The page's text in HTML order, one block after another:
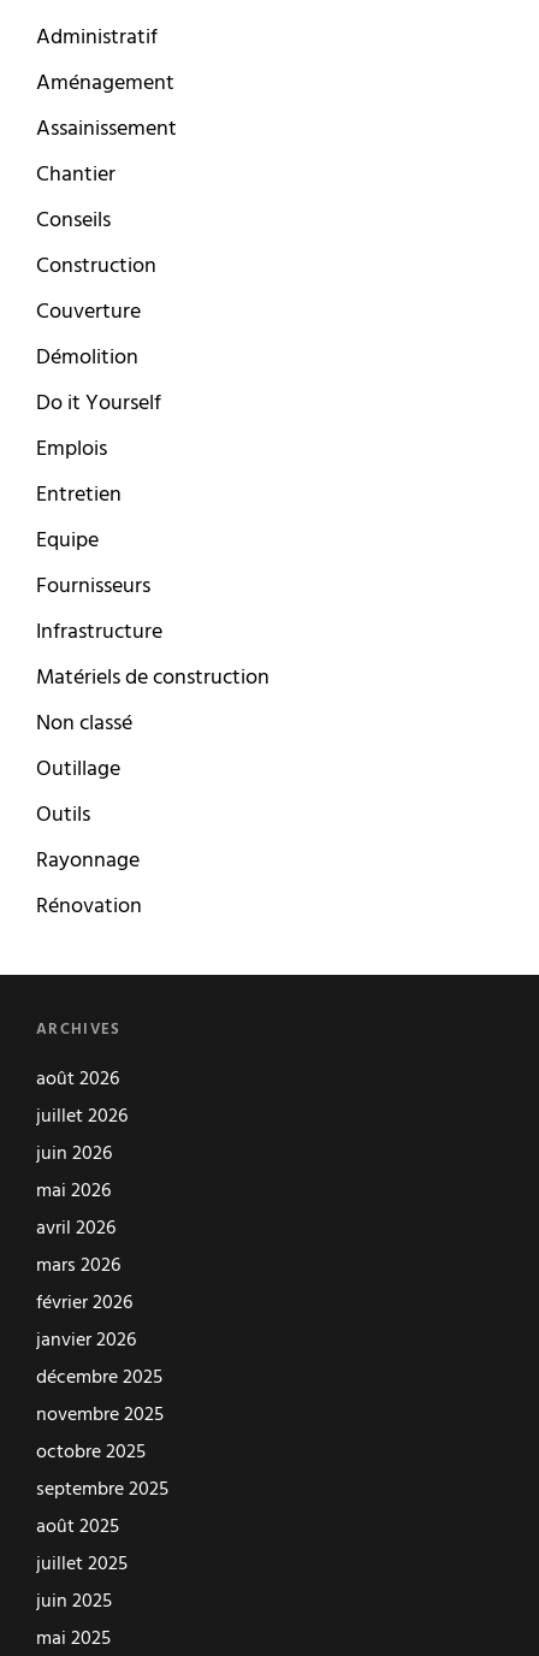
Administratif
Aménagement
Assainissement
Chantier
Conseils
Construction
Couverture
Démolition
Do it Yourself
Emplois
Entretien
Equipe
Fournisseurs
Infrastructure
Matériels de construction
Non classé
Outillage
Outils
Rayonnage
Rénovation
ARCHIVES
août 2026
juillet 2026
juin 2026
mai 2026
avril 2026
mars 2026
février 2026
janvier 2026
décembre 2025
novembre 2025
octobre 2025
septembre 2025
août 2025
juillet 2025
juin 2025
mai 2025